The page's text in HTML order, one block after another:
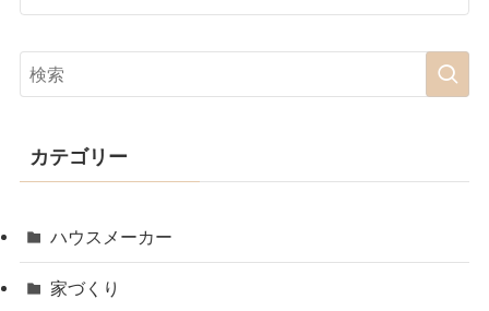
カテゴリー
ハウスメーカー
家づくり